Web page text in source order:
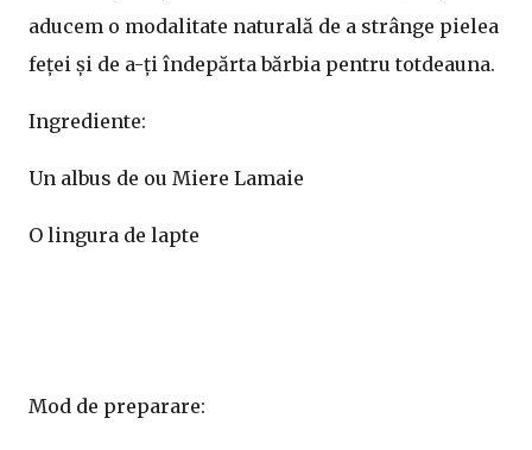
aducem o modalitate naturală de a strânge pielea
feței și de a-ți îndepărta bărbia pentru totdeauna.
Ingrediente:
Un albus de ou Miere Lamaie
O lingura de lapte
Mod de preparare: